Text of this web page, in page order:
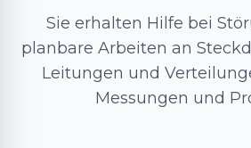
Sie erhalten Hilfe bei
planbare Arbeiten an
Leitungen und
Messungen und